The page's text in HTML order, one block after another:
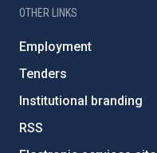
OTHER LINKS
Employment
Tenders
Institutional branding
RSS